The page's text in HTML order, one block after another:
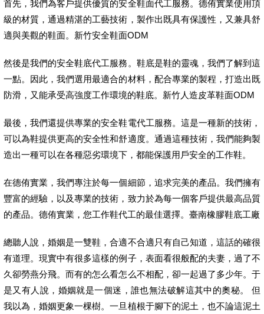
首先，我們為客戶提供優質的安全鞋面代工服務。德侑實業使用頂
級的材質，通過精湛的工藝技術，製作出既具有保護性，又兼具舒
適與美觀的鞋面。新竹安全鞋面ODM
然後是我們的安全鞋底代工服務。鞋底是鞋的靈魂，我們了解到這
一點。因此，我們選用最適合的材料，配合專業的製程，打造出既
防滑，又能承受高強度工作環境的鞋底。新竹人造皮革鞋面ODM
最後，我們還提供專業的安全鞋電代工服務。這是一種新的技術，
可以為鞋提供更高的安全性和舒適度。通過這種技術，我們能夠製
造出一種可以在各種惡劣環境下，都能保護用戶安全的工作鞋。
在德侑實業，我們專注於每一個細節，追求完美的產品。我們擁有
豐富的經驗，以及專業的技術，致力於為每一個客戶提供最高品質
的產品。德侑實業，您工作鞋代工的最佳選擇。臺南橡膠鞋底工廠
總聽人說，婚姻是一雙鞋，合適不合適只有自己知道，這話的確很
有道理。現實中有很多這樣的例子，表面看很般配的夫妻，過了不
久卻勞燕分飛。而有的怎么看怎么不相配，卻一起過了多少年。于
是又有人說，婚姻就是一個迷，誰也無法破解這其中的奧秘。 但
我以為，婚姻更象一棵樹。一旦植根于腳下的泥土，也不論這泥土